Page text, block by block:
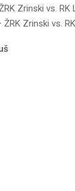
Zrinski vs.
ŽRK Zrinski vs.